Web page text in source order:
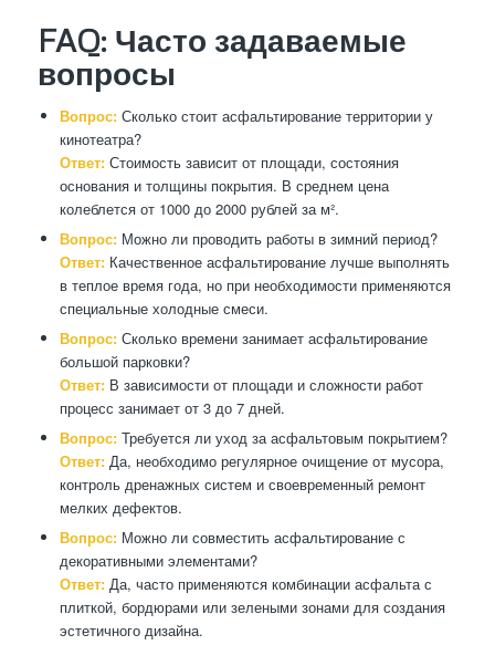
FAQ: Часто задаваемые
вопросы
Вопрос:Сколько стоит асфальтирование территории у
кинотеатра?
Ответ:Стоимость зависит от площади, состояния
основания и толщины покрытия. В среднем цена
колеблется от 1000 до 2000 рублей за м².
Вопрос:Можно ли проводить работы в зимний период?
Ответ:Качественное асфальтирование лучше выполнять
в теплое время года, но при необходимости применяются
специальные холодные смеси.
Вопрос:Сколько времени занимает асфальтирование
большой парковки?
Ответ:В зависимости от площади и сложности работ
процесс занимает от 3 до 7 дней.
Вопрос:Требуется ли уход за асфальтовым покрытием?
Ответ:Да, необходимо регулярное очищение от мусора,
контроль дренажных систем и своевременный ремонт
мелких дефектов.
Вопрос:Можно ли совместить асфальтирование с
декоративными элементами?
Ответ:Да, часто применяются комбинации асфальта с
плиткой, бордюрами или зелеными зонами для создания
эстетичного дизайна.